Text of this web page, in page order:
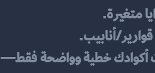
متغيرة.
أكوادك خطية وواضحة فقط—